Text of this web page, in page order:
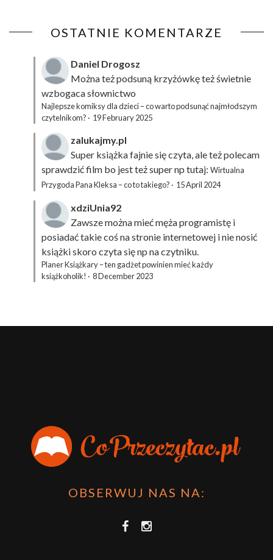
OSTATNIE KOMENTARZE
Daniel Drogosz
Można też podsuną krzyżówkęteż świetnie
wzbogaca słownictwo
Najlepsze komiksy dla dzieci – co warto podsunąć najmłodszym
czytelnikom? · 19 February 2025
zalukajmy.pl
Super książka fajnie się czyta, ale też polecam
sprawdzić film bo jest też super np tutaj: Wirtualna
Przygoda Pana Kleksa – co to takiego? · 15 April 2024
xdziUnia92
Zawsze można mieć męża programistę i
posiadać takie coś na stronie internetowej i nie nosić
książki skoro czyta się np na czytniku.
Planer Książkary – ten gadżet powinien mieć każdy
książkoholik! · 8 December 2023
OBSERWUJ NAS NA: